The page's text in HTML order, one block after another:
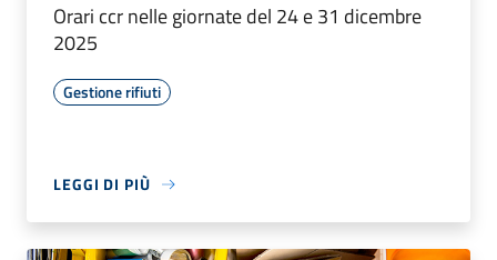
Orari ccr nelle giornate del 24 e 31 dicembre
2025
Gestione rifiuti
LEGGI DI PIÙ